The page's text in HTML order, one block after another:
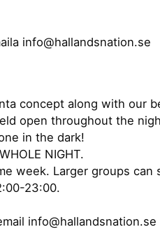
info@hallandsnation.se
concept along with our
open throughout the
in the dark!
NIGHT.
week. Larger groups can
23:00.
info@hallandsnation.se